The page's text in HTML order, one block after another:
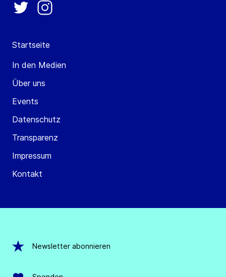
Startseite
In den Medien
Über uns
Events
Datenschutz
Transparenz
Impressum
Kontakt
Newsletter abonnieren